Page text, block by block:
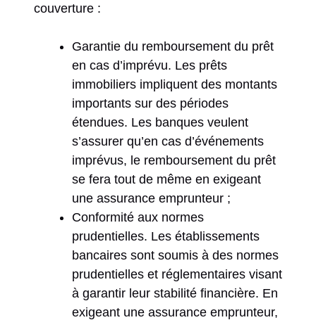
couverture :
Garantie du remboursement du prêt
en cas d’imprévu. Les prêts
immobiliers impliquent des montants
importants sur des périodes
étendues. Les banques veulent
s’assurer qu’en cas d’événements
imprévus, le remboursement du prêt
se fera tout de même en exigeant
une assurance emprunteur ;
Conformité aux normes
prudentielles. Les établissements
bancaires sont soumis à des normes
prudentielles et réglementaires visant
à garantir leur stabilité financière. En
exigeant une assurance emprunteur,